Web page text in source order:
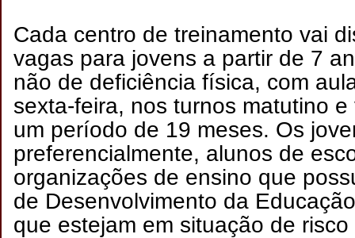
Cada centro de treinamento vai
vagas para jovens a partir de 7
não de deficiência física, com
sexta-feira, nos turnos matutino
um período de 19 meses. Os
preferencialmente, alunos de
organizações de ensino que
de Desenvolvimento da
que estejam em situação de risco